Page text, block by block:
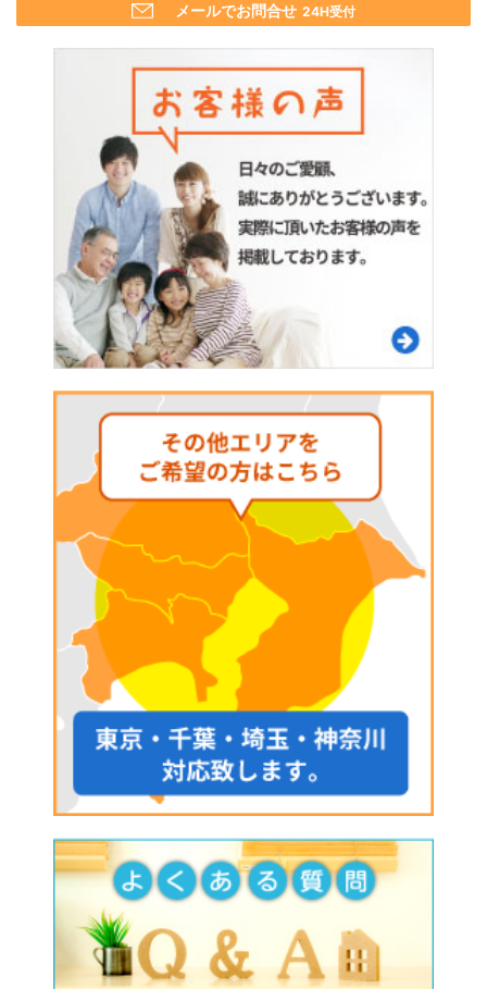
メールでお問合せ 24H受付